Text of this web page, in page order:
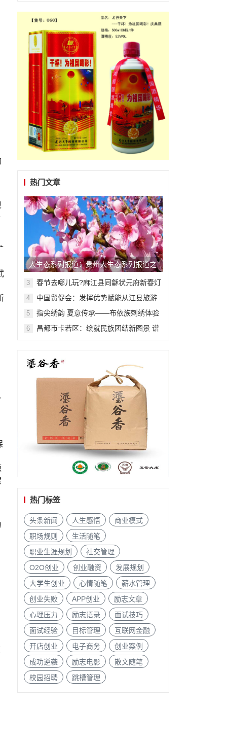
热门文章
大生态系列报道：贵州大生态系列报道之
二十三
3
春节去哪儿玩?麻江县同龢状元府新春灯
4
中国贸促会：发挥优势赋能从江县旅游
5
指尖绣韵 夏意传承——布依族刺绣体验
6
昌都市卡若区：绘就民族团结新图景 谱
热门标签
头条新闻 人生感悟
商业模式
职场规则
生活随笔
职业生涯规划
社交管理
O2O创业
创业融资
发展规划
大学生创业
心情随笔
薪水管理
创业失败
APP创业
励志文章
心理压力
励志语录
面试技巧
面试经验
目标管理
互联网金融
开店创业
电子商务
创业案例
成功逆袭
励志电影
散文随笔
校园招聘
跳槽管理